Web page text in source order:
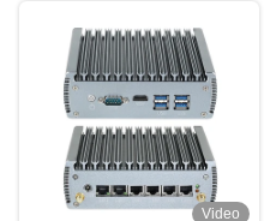
Video